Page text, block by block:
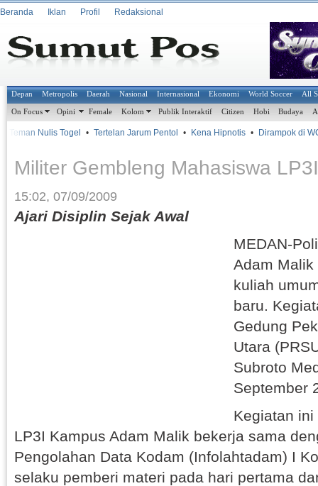
Beranda Iklan Profil Redaksional
Depan Metropolis Daerah Nasional Internasional Ekonomi World Soccer All
On Focus Opini Female Kolom Publik Interaktif Citizen Hobi Budaya
Nulis Togel • Tertelan Jarum Pentol • Kena Hipnotis • Dirampok di WC
Militer Gembleng Mahasiswa LP3I
15:02, 07/09/2009
Ajari Disiplin Sejak Awal
MEDAN-
Adam
kuliah
baru.
Gedung
Utara
Subroto
September
Kegiatan
LP3I Kampus Adam Malik bekerja sama
Pengolahan Data Kodam (Infolahtadam) I
selaku pemberi materi pada hari pertama